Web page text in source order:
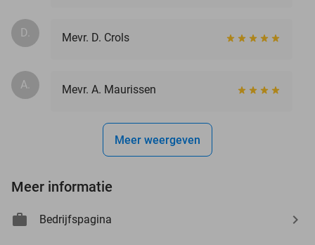
D. Mevr. D. Crols
A. Mevr. A. Maurissen
Meer weergeven
Meer informatie
Bedrijfspagina